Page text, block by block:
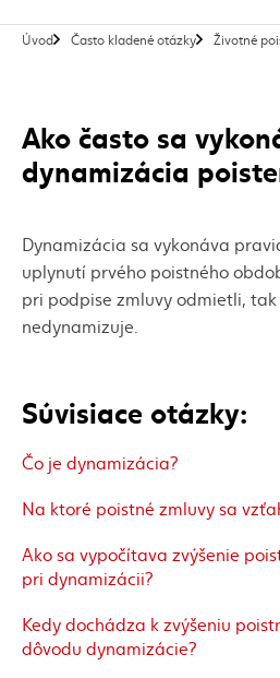
Úvod Často kladené otázky Životné
Súvisiace otázky:
Čo je dynamizácia?
Na ktoré poistné zmluvy sa
Ako sa vypočítava zvýšenie
pri dynamizácii?
Kedy dochádza k zvýšeniu
dôvodu dynamizácie?
Ako často sa
dynamizácia
Dynamizácia sa vykonáva
uplynutí prvého poistného
pri podpise zmluvy odmietli,
nedynamizuje.